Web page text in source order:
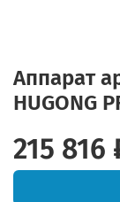
Аппарат
HUGONG
215 816